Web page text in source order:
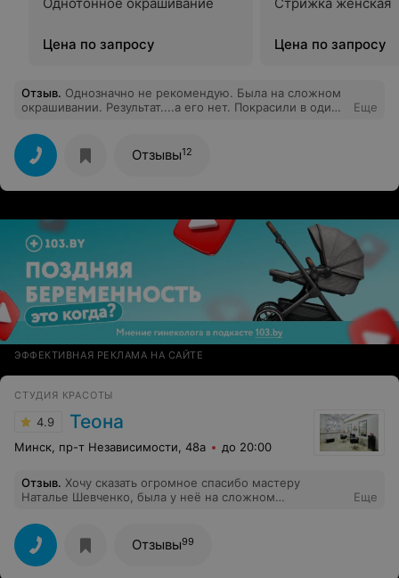
Однотонное окрашивание
Цена по запросу
Стрижка женская
Цена по запросу
Отзыв. Однозначно не рекомендую. Была на сложном
окрашивании. Результат....а его нет. Покрасили в один
объясняли что это я не вижу ))) и денег пытались взять
побольше .... Обходите это место подальше
Еще
Отзывы12
ЭФФЕКТИВНАЯ РЕКЛАМА НА САЙТЕ
СТУДИЯ КРАСОТЫ
4.9 Теона
Минск, пр-т Независимости, 48а до 20:00
Отзыв. Хочу сказать огромное спасибо мастеру
Наталье Шевченко, была у неё на сложном
работы, результат оправдывает стоимость и
затраченные усилия!Теперь всегда только к Вам!
Еще
Отзывы99